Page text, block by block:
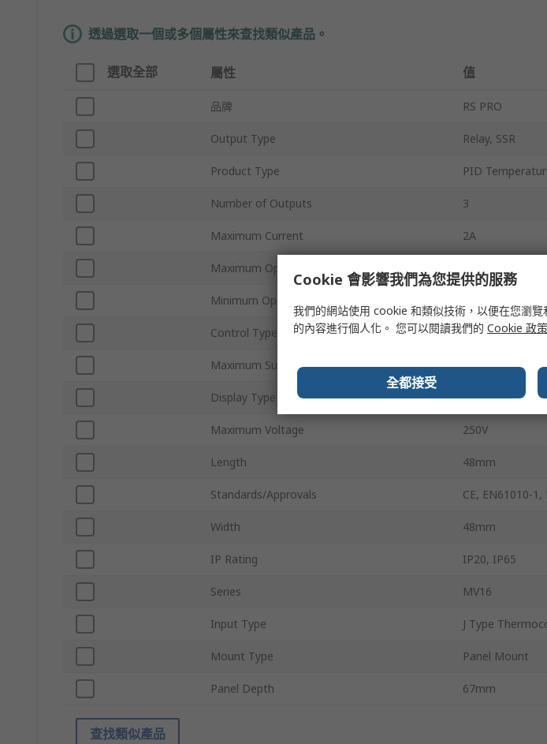
透過選取一個或多個屬性來查找類似產品。
選取全部 屬性 值
品牌 RS PRO
Output Type Relay, SSR
Product Type PID
Number of Outputs 3
Maximum Current 2A
Maximum Operating Temperature 55°C
Minimum Operating Temperature
Control Type Temperature
Maximum Supply Voltage 24V ac/dc
Display Type Dual 4 Digit LED
Maximum Voltage 250V
Length 48mm
Standards/Approvals CE, EN61010-1,
Width 48mm
IP Rating IP20, IP65
Series MV16
Input Type J Type
Mount Type Panel Mount
Panel Depth 67mm
查找類似產品
Cookie 會影響我們為您提供的服務
我們的網站使用 cookie 和類似技術，以便在您瀏
的內容進行個人化。 您可以閱讀我們的 Cookie 政策
全都接受